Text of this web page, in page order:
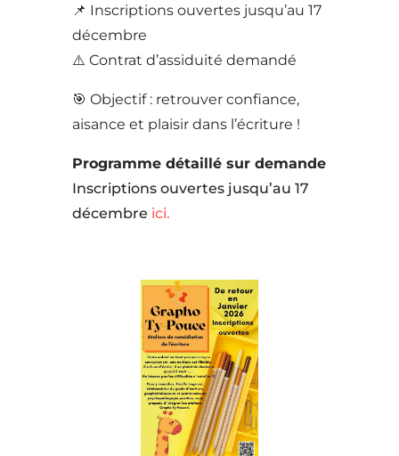
📌 Inscriptions ouvertes jusqu’au 17
décembre
⚠️ Contrat d’assiduité demandé
🎯 Objectif : retrouver confiance,
aisance et plaisir dans l’écriture !
Programme détaillé sur demande
Inscriptions ouvertes jusqu’au 17
décembre ici.